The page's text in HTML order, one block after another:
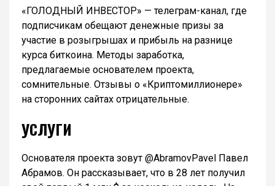
«ГОЛОДНЫЙ ИНВЕСТОР» — телеграм-канал, где
подписчикам обещают денежные призы за
участие в розыгрышах и прибыль на разнице
курса биткоина. Методы заработка,
предлагаемые основателем проекта,
сомнительные. Отзывы о «Криптомиллионере»
на сторонних сайтах отрицательные.
УСЛУГИ
Основателя проекта зовут @AbramovPavel Павел
Абрамов. Он рассказывает, что в 28 лет получил